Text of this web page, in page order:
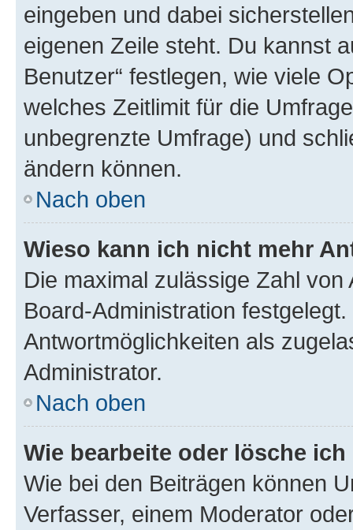
eingeben und dabei
eigenen Zeile steht. Du kannst
Benutzer“ festlegen, wie viele
welches Zeitlimit für die
unbegrenzte Umfrage) und
ändern können.
Nach oben
Wieso kann ich nicht mehr
Die maximal zulässige Zahl
Board-Administration
Antwortmöglichkeiten als
Administrator.
Nach oben
Wie bearbeite oder lösche
Wie bei den Beiträgen können
Verfasser, einem Moderator